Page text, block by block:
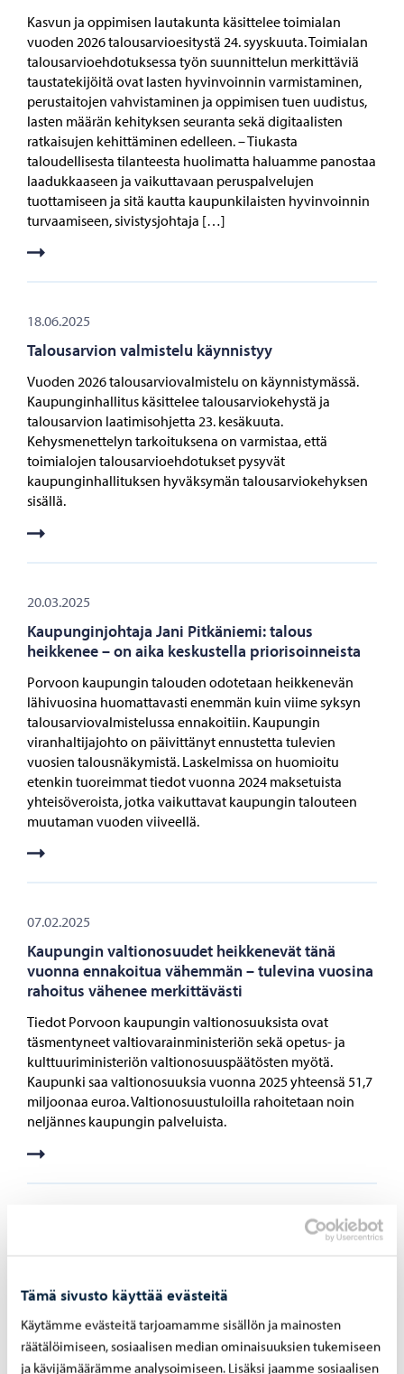
Tämä sivusto käyttää evästeitä
Käytämme evästeitä tarjoamamme sisällön ja mainosten
räätälöimiseen, sosiaalisen median ominaisuuksien tukemiseen
ja kävijämäärämme analysoimiseen. Lisäksi jaamme sosiaalisen
Kasvun ja oppimisen lautakunta käsittelee toimialan
vuoden 2026 talousarvioesitystä 24. syyskuuta. Toimialan
talousarvioehdotuksessa työn suunnittelun merkittäviä
taustatekijöitä ovat lasten hyvinvoinnin varmistaminen,
perustaitojen vahvistaminen ja oppimisen tuen uudistus,
lasten määrän kehityksen seuranta sekä digitaalisten
ratkaisujen kehittäminen edelleen. – Tiukasta
taloudellisesta tilanteesta huolimatta haluamme panostaa
laadukkaaseen ja vaikuttavaan peruspalvelujen
tuottamiseen ja sitä kautta kaupunkilaisten hyvinvoinnin
turvaamiseen, sivistysjohtaja […]
18.06.2025
Talousarvion valmistelu käynnistyy
Vuoden 2026 talousarviovalmistelu on käynnistymässä.
Kaupunginhallitus käsittelee talousarviokehystä ja
talousarvion laatimisohjetta 23. kesäkuuta.
Kehysmenettelyn tarkoituksena on varmistaa, että
toimialojen talousarvioehdotukset pysyvät
kaupunginhallituksen hyväksymän talousarviokehyksen
sisällä.
20.03.2025
Kaupunginjohtaja Jani Pitkäniemi: talous
heikkenee – on aika keskustella priorisoinneista
Porvoon kaupungin talouden odotetaan heikkenevän
lähivuosina huomattavasti enemmän kuin viime syksyn
talousarviovalmistelussa ennakoitiin. Kaupungin
viranhaltijajohto on päivittänyt ennustetta tulevien
vuosien talousnäkymistä. Laskelmissa on huomioitu
etenkin tuoreimmat tiedot vuonna 2024 maksetuista
yhteisöveroista, jotka vaikuttavat kaupungin talouteen
muutaman vuoden viiveellä.
07.02.2025
Kaupungin valtionosuudet heikkenevät tänä
vuonna ennakoitua vähemmän – tulevina vuosina
rahoitus vähenee merkittävästi
Tiedot Porvoon kaupungin valtionosuuksista ovat
täsmentyneet valtiovarainministeriön sekä opetus- ja
kulttuuriministeriön valtionosuuspäätösten myötä.
Kaupunki saa valtionosuuksia vuonna 2025 yhteensä 51,7
miljoonaa euroa. Valtionosuustuloilla rahoitetaan noin
neljännes kaupungin palveluista.
Tilinpäätöksen ennakkotiedot 2024: Menot
Porvoon kaupungin talous vuonna 2024 muodostuu
jonkin verran ylijäämäiseksi, ilmenee juuri valmistuneista
tilinpäätöksen ennakkotiedoista. Vuosikate on
ennakkotietojen perusteella noin 37 miljoonaa euroa ja